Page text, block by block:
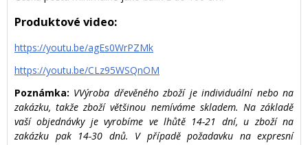
Produktové video:
https://youtu.be/agEs0WrPZMk
https://youtu.be/CLz95WSQnOM
Poznámka: VVýroba dřevěného zboží je individuální nebo na
zakázku, takže zboží většinou nemíváme skladem. Na základě
vaší objednávky je vyrobíme ve lhůtě 14-21 dní, u zboží na
zakázku pak 14-30 dnů. V případě požadavku na expresní